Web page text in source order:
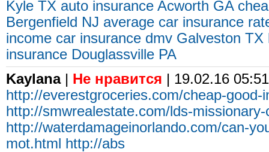
Kyle TX auto insurance Acworth GA
Bergenfield NJ average car insurance
income car insurance dmv Galveston TX
insurance Douglassville PA
Kaylana| Не нравится | 19.02.16
http://everestgroceries.com/cheap-good-
http://smwrealestate.com/lds-
http://waterdamageinorlando.com/can-
mot.html http://abs